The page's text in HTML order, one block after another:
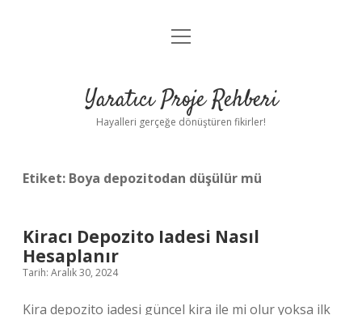
Anasayfa
Yasal Uyarı
menüyü
Yaratıcı Proje Rehberi
Hayalleri gerçeğe dönüştüren fikirler!
Etiket: Boya depozitodan düşülür mü
Kiracı Depozito Iadesi Nasıl
Hesaplanır
Tarih: Aralık 30, 2024
Kira depozito iadesi güncel kira ile mi olur yoksa ilk